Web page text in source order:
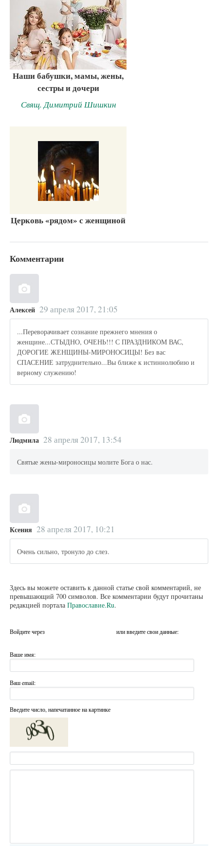
Наши бабушки, мамы, жены,
сестры и дочери
Свящ. Димитрий Шишкин
Церковь «рядом» с женщиной
Комментарии
Алексей 29 апреля 2017, 21:05
...Переворачивает сознание прежнего мнения о
женщине...СТЫДНО, ОЧЕНЬ!!! С ПРАЗДНИКОМ ВАС,
ДОРОГИЕ ЖЕНЩИНЫ-МИРОНОСИЦЫ! Без вас
СПАСЕНИЕ затруднительно...Вы ближе к истиннолюбию и
верному служению!
Людмила 28 апреля 2017, 13:54
Святые жены-мироносицы молите Бога о нас.
Ксения 28 апреля 2017, 10:21
Очень сильно, тронуло до слез.
Здесь вы можете оставить к данной статье свой комментарий, не
превышающий 700 символов. Все комментарии будут прочитаны
редакцией портала Православие.Ru.
Войдите через или введите свои данные:
Ваше имя:
Ваш email:
Введите число, напечатанное на картинке